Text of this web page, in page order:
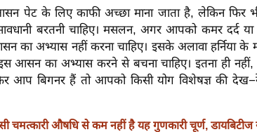
पेट के लिए काफी अच्छा माना जाता है, लेकिन फिर
बरतनी चाहिए। मसलन, अगर आपको कमर दर्द
का अभ्यास नहीं करना चाहिए। इसके अलावा हर्निया के
इस आसन का अभ्यास करने से बचना चाहिए। इतना ही
आप बिगनर हैं तो आपको किसी योग विशेषज्ञ की
चमत्कारी औषधि से कम नहीं है यह गुणकारी चूर्ण, डायबिटीज